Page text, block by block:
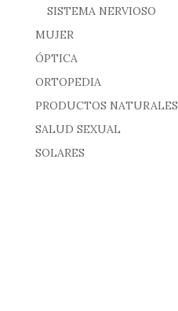
SISTEMA NERVIOSO
MUJER
ÓPTICA
ORTOPEDIA
PRODUCTOS NATURALES
SALUD SEXUAL
SOLARES